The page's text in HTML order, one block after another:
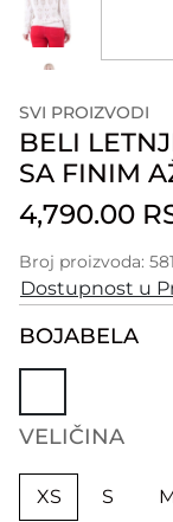
SVI PROIZVODI
BELI
SA FINIM
4,790.00
Broj proizvoda:
Dostupnost u
BOJABELA
VELIČINA
XS S